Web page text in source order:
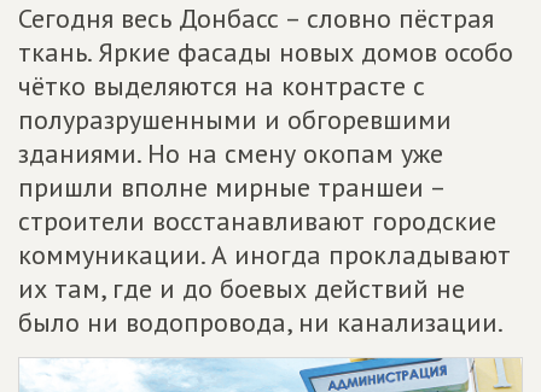
Сегодня весь Донбасс – словно пёстрая
ткань. Яркие фасады новых домов особо
чётко выделяются на контрасте с
полуразрушенными и обгоревшими
зданиями. Но на смену окопам уже
пришли вполне мирные траншеи –
строители восстанавливают городские
коммуникации. А иногда прокладывают
их там, где и до боевых действий не
было ни водопровода, ни канализации.